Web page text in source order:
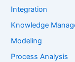
Integration
Knowledge
Modeling
Process Analysis